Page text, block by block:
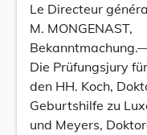
Le Directeur
M. MONGENAST,
Die Prüfungsjury
den HH. Koch,
Geburtshilfe zu
und Meyers,